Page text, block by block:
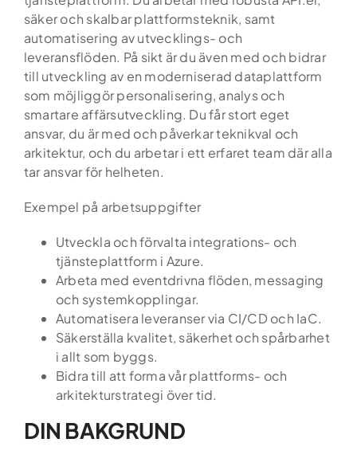
säker och skalbar plattformsteknik, samt
automatisering av utvecklings- och
leveransflöden. På sikt är du även med och bidrar
till utveckling av en moderniserad dataplattform
som möjliggör personalisering, analys och
smartare affärsutveckling. Du får stort eget
ansvar, du är med och påverkar teknikval och
arkitektur, och du arbetar i ett erfaret team där alla
tar ansvar för helheten.
Exempel på arbetsuppgifter
Utveckla och förvalta integrations- och
tjänsteplattform i Azure.
Arbeta med eventdrivna flöden, messaging
och systemkopplingar.
Automatisera leveranser via CI/CD och IaC.
Säkerställa kvalitet, säkerhet och spårbarhet
i allt som byggs.
Bidra till att forma vår plattforms- och
arkitekturstrategi över tid.
DIN BAKGRUND